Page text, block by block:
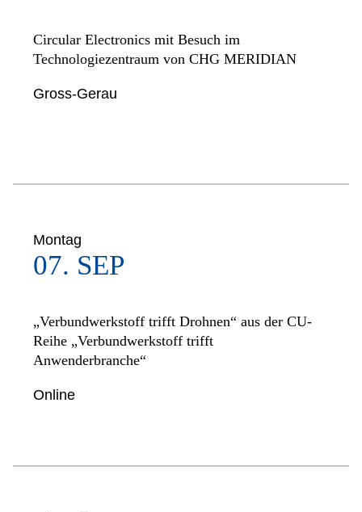
Circular Electronics mit Besuch im
Technologiezentraum von CHG MERIDIAN
Gross-Gerau
Montag
07. SEP
„Verbundwerkstoff trifft Drohnen“ aus der CU-
Reihe „Verbundwerkstoff trifft
Anwenderbranche“
Online